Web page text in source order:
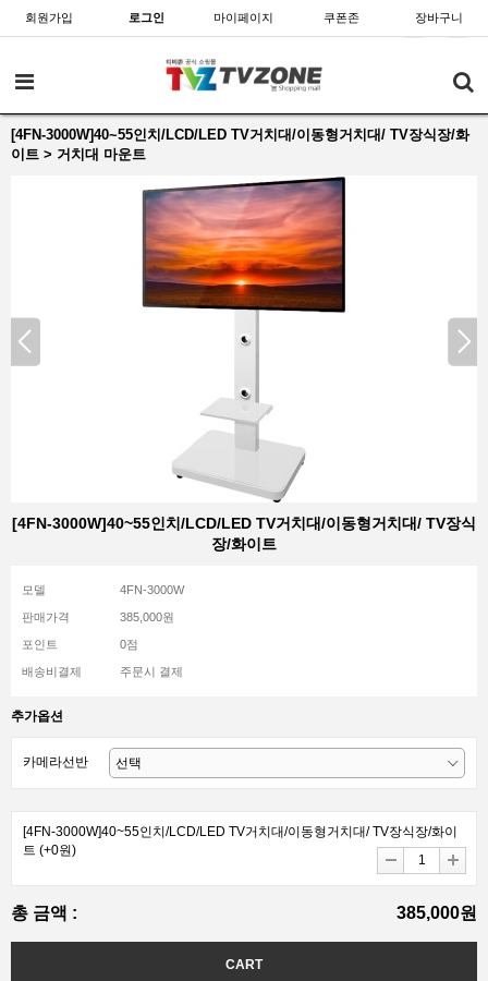
회원가입 로그인 마이페이지 쿠폰존 장바구니
[4FN-3000W]40~55인치/LCD/LED TV거치대/이동형거치대/ TV장식장/화
이트 > 거치대 마운트
[4FN-3000W]40~55인치/LCD/LED TV거치대/이동형거치대/ TV장식
장/화이트
모델 4FN-3000W
판매가격 385,000원
포인트 0점
배송비결제 주문시 결제
추가옵션
카메라선반
[4FN-3000W]40~55인치/LCD/LED TV거치대/이동형거치대/ TV장식장/화이
트 (+0원)
총 금액 : 385,000원